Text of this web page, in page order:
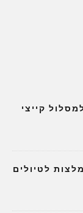
קייצי
לטיולים